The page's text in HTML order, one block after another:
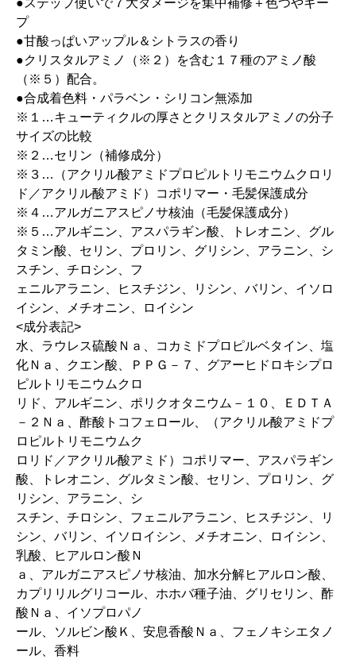
●ステップ使いで７大ダメージを集中補修＋色つやキー
プ
●甘酸っぱいアップル＆シトラスの香り
●クリスタルアミノ（※２）を含む１７種のアミノ酸
（※５）配合。
●合成着色料・パラベン・シリコン無添加
※１…キューティクルの厚さとクリスタルアミノの分子
サイズの比較
※２…セリン（補修成分）
※３…（アクリル酸アミドプロピルトリモニウムクロリ
ド／アクリル酸アミド）コポリマー・毛髪保護成分
※４…アルガニアスピノサ核油（毛髪保護成分）
※５…アルギニン、アスパラギン酸、トレオニン、グル
タミン酸、セリン、プロリン、グリシン、アラニン、シ
スチン、チロシン、フ
ェニルアラニン、ヒスチジン、リシン、バリン、イソロ
イシン、メチオニン、ロイシン
<成分表記>
水、ラウレス硫酸Ｎａ、コカミドプロピルベタイン、塩
化Ｎａ、クエン酸、ＰＰＧ－７、グアーヒドロキシプロ
ピルトリモニウムクロ
リド、アルギニン、ポリクオタニウム－１０、ＥＤＴＡ
－２Ｎａ、酢酸トコフェロール、（アクリル酸アミドプ
ロピルトリモニウムク
ロリド／アクリル酸アミド）コポリマー、アスパラギン
酸、トレオニン、グルタミン酸、セリン、プロリン、グ
リシン、アラニン、シ
スチン、チロシン、フェニルアラニン、ヒスチジン、リ
シン、バリン、イソロイシン、メチオニン、ロイシン、
乳酸、ヒアルロン酸Ｎ
ａ、アルガニアスピノサ核油、加水分解ヒアルロン酸、
カプリリルグリコール、ホホバ種子油、グリセリン、酢
酸Ｎａ、イソプロパノ
ール、ソルビン酸Ｋ、安息香酸Ｎａ、フェノキシエタノ
ール、香料